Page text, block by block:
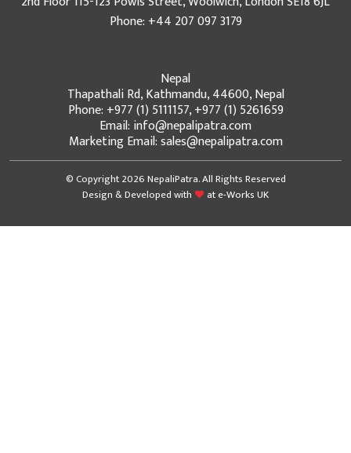
Phone: +44 207 097 3179
Nepal
Thapathali Rd, Kathmandu, 44600, Nepal
Phone: +977 (1) 5111157, +977 (1) 5261659
Email: info@nepalipatra.com
Marketing Email: sales@nepalipatra.com
© Copyright 2026 NepaliPatra. All Rights Reserved
Design & Developed with
ate-Works UK